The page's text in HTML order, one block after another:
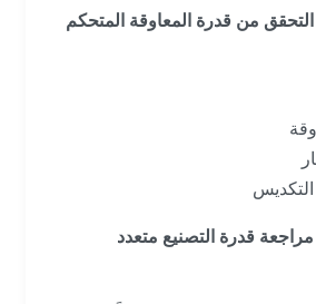
- التحقق من قدرة المعاوقة المتحكم
- مراجعة قدرة التصنيع متعدد